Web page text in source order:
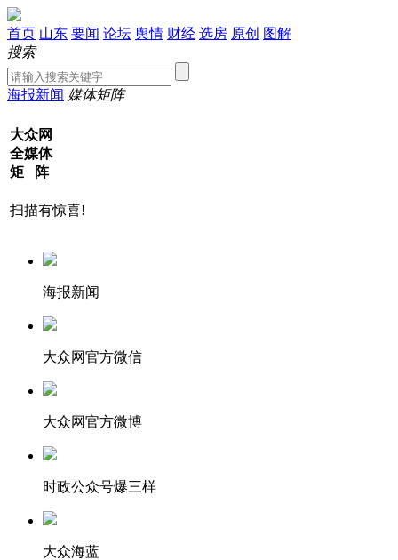
首页 山东 要闻 论坛 舆情 财经 选房 原创 图解
搜索
海报新闻 媒体矩阵
大众网
全媒体
矩 阵
扫描有惊喜!
海报新闻
大众网官方微信
大众网官方微博
时政公众号爆三样
大众海蓝